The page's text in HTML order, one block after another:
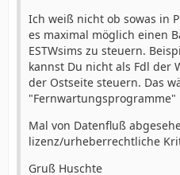
Ich weiß nicht ob sowas in
es maximal möglich einen
ESTWsims zu steuern.
kannst Du nicht als Fdl der
der Ostseite steuern. Das
"Fernwartungsprogramme"
Mal von Datenfluß
lizenz/urheberrechtliche
Gruß Huschte